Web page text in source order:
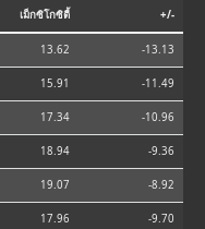
เม็กซิโกซิตี้ +/-
13.62 -13.13
15.91 -11.49
17.34 -10.96
18.94 -9.36
19.07 -8.92
17.96 -9.70